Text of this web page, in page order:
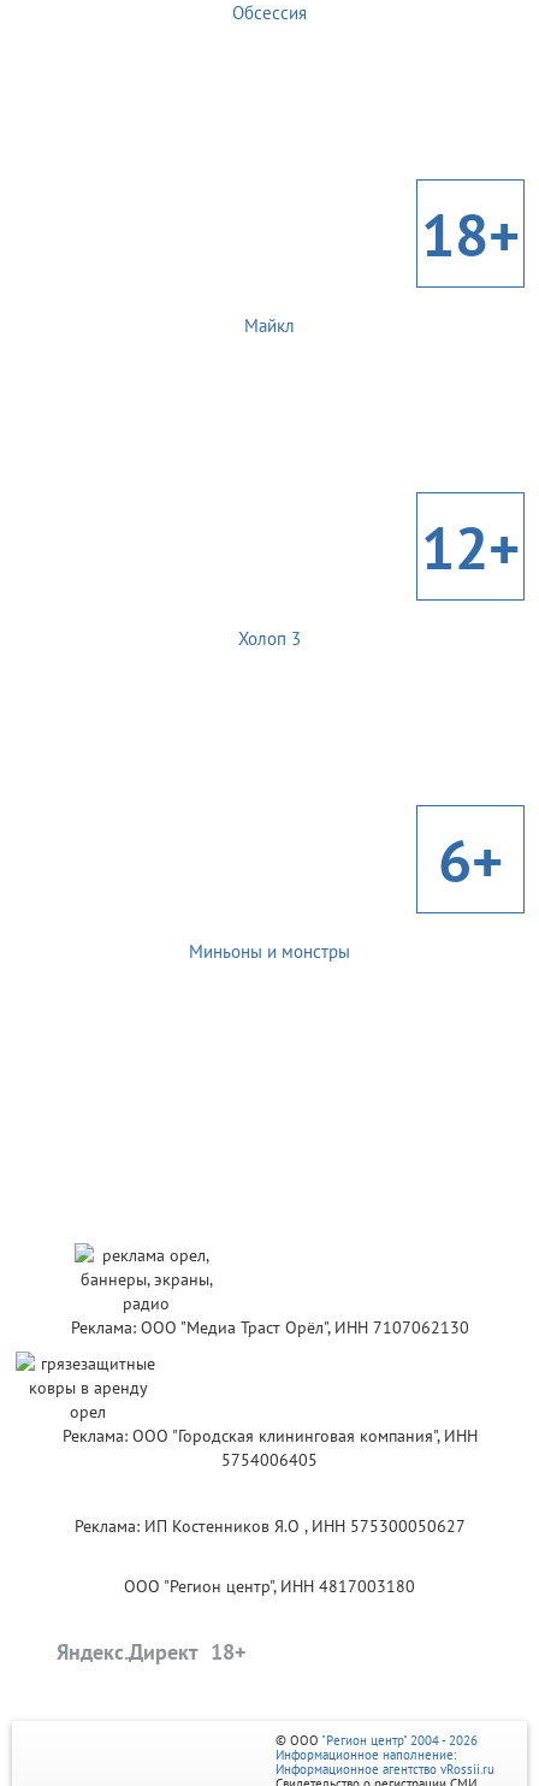
Обсессия
18+
Майкл
12+
Холоп 3
6+
Миньоны и монстры
Реклама: ООО "Медиа Траст Орёл", ИНН 7107062130
Реклама: ООО "Городская клининговая компания", ИНН
5754006405
Реклама: ИП Костенников Я.О , ИНН 575300050627
ООО "Регион центр", ИНН 4817003180
Яндекс.Директ
© ООО "Регион центр" 2004 - 2026
Информационное наполнение:
Информационное агентство vRossii.ru